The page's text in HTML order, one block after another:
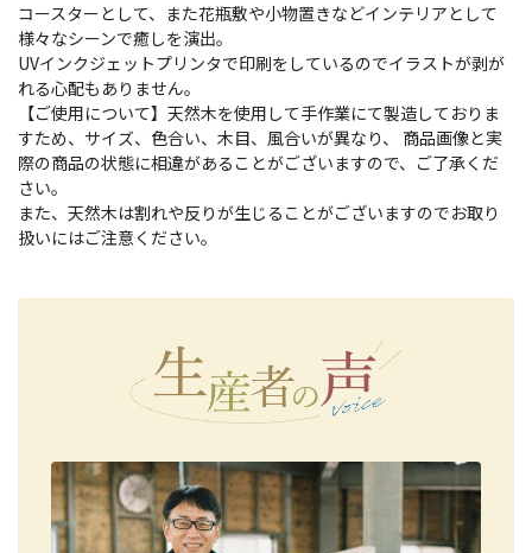
コースターとして、また花瓶敷や小物置きなどインテリアとして
様々なシーンで癒しを演出。
UVインクジェットプリンタで印刷をしているのでイラストが剥が
れる心配もありません。
【ご使用について】天然木を使用して手作業にて製造しておりま
すため、サイズ、色合い、木目、風合いが異なり、 商品画像と実
際の商品の状態に相違があることがございますので、ご了承くだ
さい。
また、天然木は割れや反りが生じることがございますのでお取り
扱いにはご注意ください。